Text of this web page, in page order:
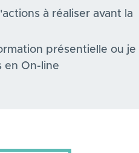
à réaliser avant la
présentielle ou je
en On-line